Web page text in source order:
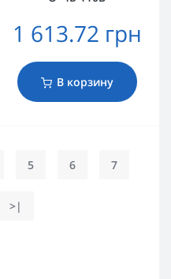
1 613.72 грн
В корзину
5 6 7
>|